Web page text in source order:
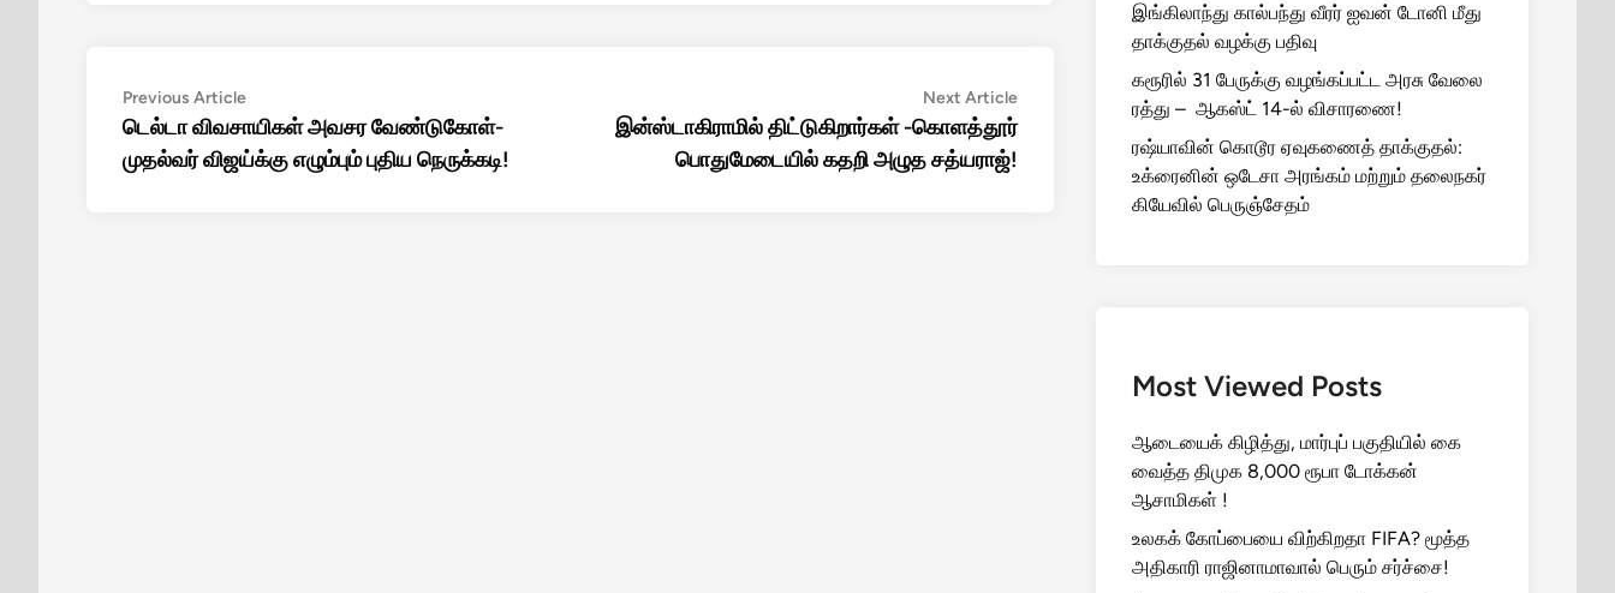
Post
navigation
Previous ArticlePrevious
article:
டெல்டா விவசாயிகள் அவசர வேண்டுகோள்-
முதல்வர் விஜய்க்கு எழும்பும் புதிய நெருக்கடி!
Next ArticleNext
article:
இன்ஸ்டாகிராமில் திட்டுகிறார்கள் -கொளத்தூர்
பொதுமேடையில் கதறி அழுத சத்யராஜ்!
இங்கிலாந்து கால்பந்து வீரர் ஐவன் டோனி மீது
தாக்குதல் வழக்கு பதிவு
கரூரில் 31 பேருக்கு வழங்கப்பட்ட அரசு வேலை
ரத்து – ஆகஸ்ட் 14-ல் விசாரணை!
ரஷ்யாவின் கொடூர ஏவுகணைத் தாக்குதல்:
உக்ரைனின் ஒடேசா அரங்கம் மற்றும் தலைநகர்
கியேவில் பெருஞ்சேதம்
Most Viewed Posts
ஆடையைக் கிழித்து, மார்புப் பகுதியில் கை
வைத்த திமுக 8,000 ரூபா டோக்கன்
ஆசாமிகள் !
உலகக் கோப்பையை விற்கிறதா FIFA? மூத்த
அதிகாரி ராஜினாமாவால் பெரும் சர்ச்சை!